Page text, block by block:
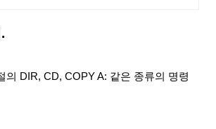
의 DIR, CD, COPY A: 같은 종류의 명령